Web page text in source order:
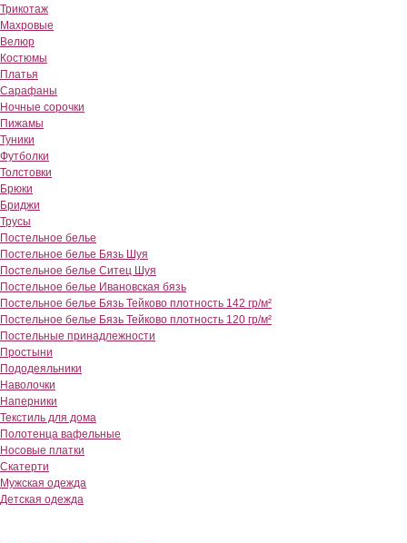
Трикотаж
Махровые
Велюр
Костюмы
Платья
Сарафаны
Ночные сорочки
Пижамы
Туники
Футболки
Толстовки
Брюки
Бриджи
Трусы
Постельное белье
Постельное белье Бязь Шуя
Постельное белье Ситец Шуя
Постельное белье Ивановская бязь
Постельное белье Бязь Тейково плотность 142 гр/м²
Постельное белье Бязь Тейково плотность 120 гр/м²
Постельные принадлежности
Простыни
Пододеяльники
Наволочки
Наперники
Текстиль для дома
Полотенца вафельные
Носовые платки
Скатерти
Мужская одежда
Детская одежда